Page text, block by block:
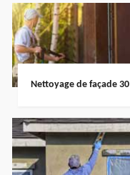
Nettoyage de façade 30